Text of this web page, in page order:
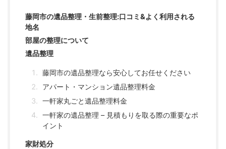
藤岡市の遺品整理・生前整理:口コミ&よく利用される
地名
部屋の整理について
遺品整理
藤岡市の遺品整理なら安心してお任せください
アパート・マンション遺品整理料金
一軒家丸ごと遺品整理料金
一軒家の遺品整理 – 見積もりを取る際の重要なポ
イント
家財処分